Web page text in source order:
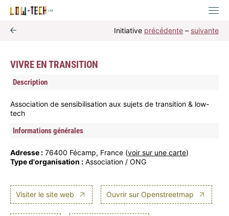
Initiative précédente – suivante
VIVRE EN TRANSITION
Description
Association de sensibilisation aux sujets de transition & low-
tech
Informations générales
Adresse : 76400 Fécamp, France (voir sur une carte)
Type d'organisation : Association / ONG
Visiter le site web Ouvrir sur Openstreetmap